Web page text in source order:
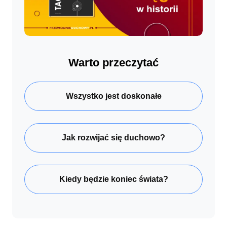
Warto przeczytać
Wszystko jest doskonałe
Jak rozwijać się duchowo?
Kiedy będzie koniec świata?